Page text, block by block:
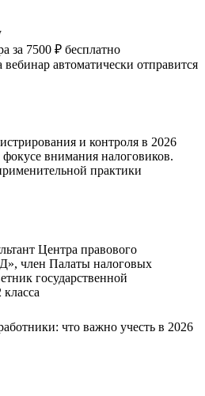
за 7500 ₽ бесплатно
автоматически отправится
и контроля в 2026
внимания налоговиков.
практики
Центра правового
член Палаты налоговых
государственной
что важно учесть в 2026